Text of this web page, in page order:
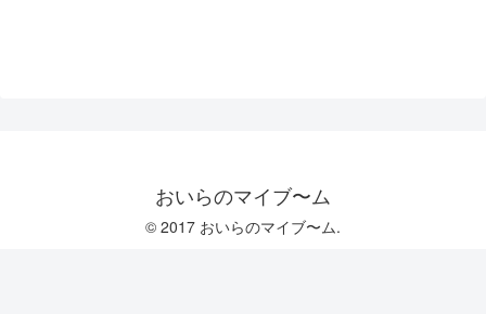
おいらのマイブ〜ム
© 2017 おいらのマイブ〜ム.